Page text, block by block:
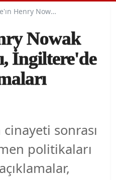
Vance'ın Henry Nowak Açıklamaları, İngiltere'de Siyasi Tartışmaları Tetikliyor
Nowak
İngiltere'de
sonrası
politikaları